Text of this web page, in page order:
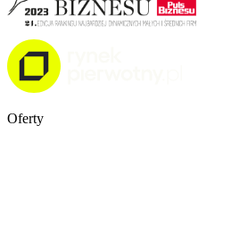
Oferty